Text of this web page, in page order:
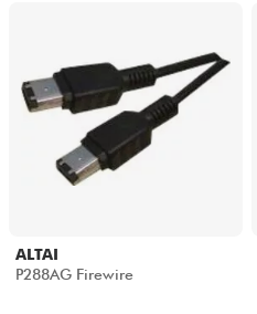
ALTAI
P288AG Firewire